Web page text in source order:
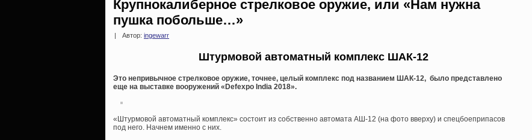
Крупнокалиберное стрелковое оружие, или «Нам нужна
пушка побольше…»
Автор: ingewarr
Штурмовой автоматный комплекс ШАК-12
Это непривычное стрелковое оружие, точнее, целый комплекс под названием ШАК-12, было представлено
еще на выставке вооружений «Defexpo India 2018».
«Штурмовой автоматный комплекс» состоит из собственно автомата АШ-12 (на фото вверху) и спецбоеприпасов
под него. Начнем именно с них.